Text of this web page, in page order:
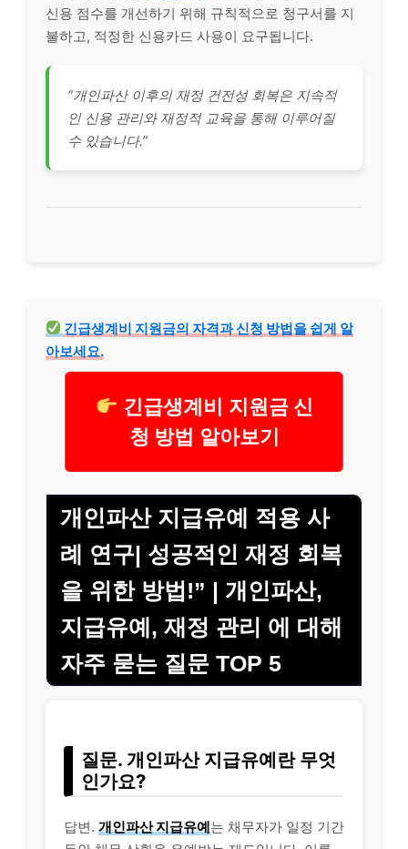
신용 점수를 개선하기 위해 규칙적으로 청구서를 지
불하고, 적정한 신용카드 사용이 요구됩니다.
“개인파산 이후의 재정 건전성 회복은 지속적
인 신용 관리와 재정적 교육을 통해 이루어질
수 있습니다.”
긴급생계비 지원금의 자격과 신청 방법을 쉽게 알
아보세요.
긴급생계비 지원금 신
청 방법 알아보기
개인파산 지급유예 적용 사
례 연구| 성공적인 재정 회복
을 위한 방법!” | 개인파산,
지급유예, 재정 관리 에 대해
자주 묻는 질문 TOP 5
질문. 개인파산 지급유예란 무엇
인가요?
답변. 개인파산 지급유예는 채무자가 일정 기간